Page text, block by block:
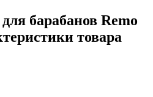
барабанов Remo
товара